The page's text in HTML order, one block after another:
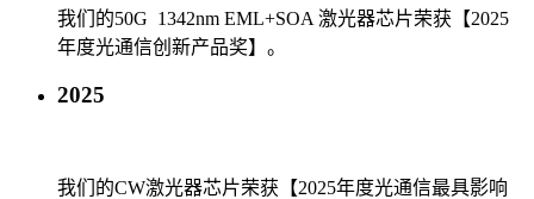
我们的50G 1342nm EML+SOA 激光器芯片荣获【2025
年度光通信创新产品奖】。
2025
我们的CW激光器芯片荣获【2025年度光通信最具影响